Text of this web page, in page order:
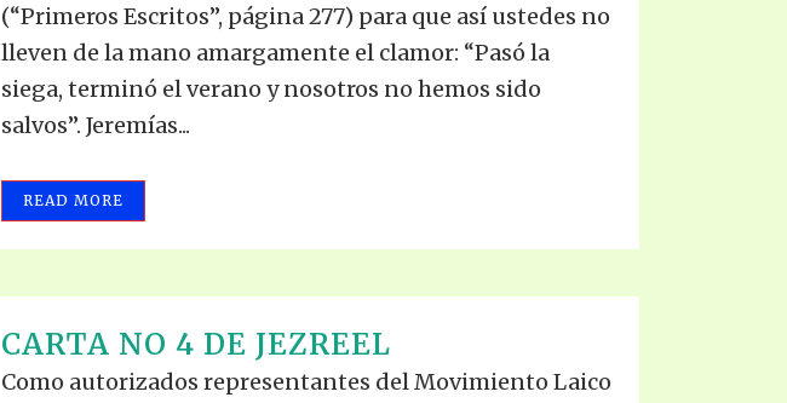
(“Primeros Escritos”, página 277) para que así ustedes no
lleven de la mano amargamente el clamor: “Pasó la
siega, terminó el verano y nosotros no hemos sido
salvos”. Jeremías...
READ MORE
CARTA NO 4 DE JEZREEL
Como autorizados representantes del Movimiento Laico